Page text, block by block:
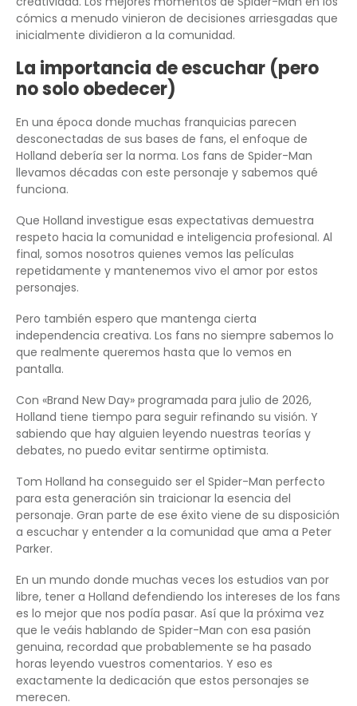
cómics a menudo vinieron de decisiones arriesgadas que
inicialmente dividieron a la comunidad.
La importancia de escuchar (pero
no solo obedecer)
En una época donde muchas franquicias parecen
desconectadas de sus bases de fans, el enfoque de
Holland debería ser la norma. Los fans de Spider-Man
llevamos décadas con este personaje y sabemos qué
funciona.
Que Holland investigue esas expectativas demuestra
respeto hacia la comunidad e inteligencia profesional. Al
final, somos nosotros quienes vemos las películas
repetidamente y mantenemos vivo el amor por estos
personajes.
Pero también espero que mantenga cierta
independencia creativa. Los fans no siempre sabemos lo
que realmente queremos hasta que lo vemos en
pantalla.
Con «Brand New Day» programada para julio de 2026,
Holland tiene tiempo para seguir refinando su visión. Y
sabiendo que hay alguien leyendo nuestras teorías y
debates, no puedo evitar sentirme optimista.
Tom Holland ha conseguido ser el Spider-Man perfecto
para esta generación sin traicionar la esencia del
personaje. Gran parte de ese éxito viene de su disposición
a escuchar y entender a la comunidad que ama a Peter
Parker.
En un mundo donde muchas veces los estudios van por
libre, tener a Holland defendiendo los intereses de los fans
es lo mejor que nos podía pasar. Así que la próxima vez
que le veáis hablando de Spider-Man con esa pasión
genuina, recordad que probablemente se ha pasado
horas leyendo vuestros comentarios. Y eso es
exactamente la dedicación que estos personajes se
merecen.